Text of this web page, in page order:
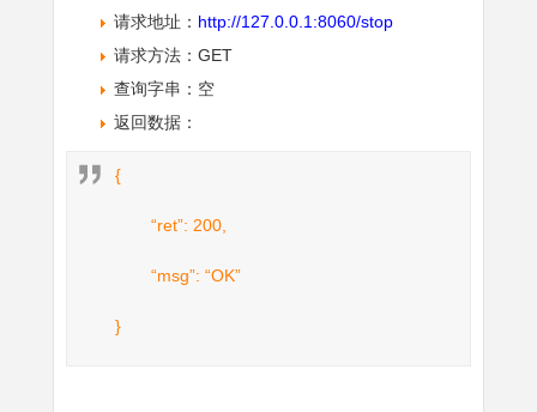
请求地址： http://127.0.0.1:8060/stop
请求方法：GET
查询字串：空
返回数据：
{
“ret”: 200,
“msg”: “OK”
}